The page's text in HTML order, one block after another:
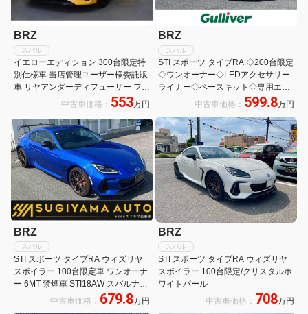
BRZ
スバル
イエローエディション 300台限定特
別仕様車 当店管理ユーザー様委託販
車 リヤアンダーディフューザー フロ
アカーペットSTI リヤフォグランプ
ロッツェリアサイバーナビパック バ
ックカメラ
中古車価格： 553万円
BRZ
スバル
STI スポーツ タイプRA ◇200台限定
◇ワンオーナー◇LEDアクセサリー
ライナー◇ベースキット◇専用エン
ジン◇専用クラッチ&フライホイー
&リアダンパー
中古車価格： 599.8万円
BRZ
スバル
STI スポーツ タイプRA ウィズリヤ
スポイラー 100台限定車 ワンオーナ
ー 6MT 禁煙車 STI18AW スバルナビ
パック カロッツエリアナビ フルセグ
Bluetooth Bカメラ ドラレコ シート
中古車価格： 679.8万円
BRZ
スバル
STI スポーツ タイプRA ウィズリヤ
スポイラー 100台限定/クリスタルホ
ワイトパール
中古車価格： 708万円